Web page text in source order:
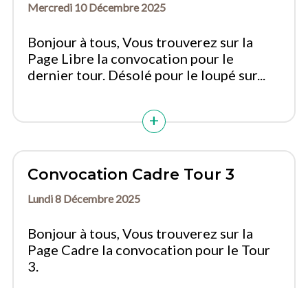
Mercredi 10 Décembre 2025
Bonjour à tous, Vous trouverez sur la
Page Libre la convocation pour le
dernier tour. Désolé pour le loupé sur...
Convocation Cadre Tour 3
Lundi 8 Décembre 2025
Bonjour à tous, Vous trouverez sur la
Page Cadre la convocation pour le Tour
3.